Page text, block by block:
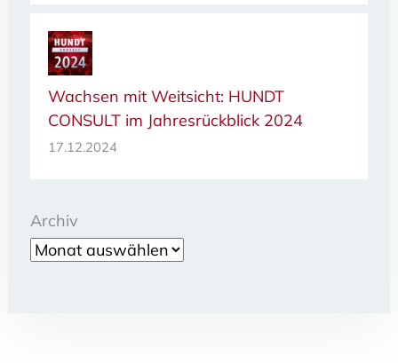
Wachsen mit Weitsicht: HUNDT
CONSULT im Jahresrückblick 2024
17.12.2024
Archiv